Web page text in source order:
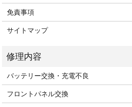
免責事項
サイトマップ
バッテリー交換・充電不良
フロントパネル交換